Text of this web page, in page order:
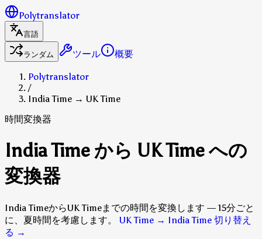
Polytranslator
言語
ランダム ツール 概要
Polytranslator
/
India Time → UK Time
時間変換器
India Time から UK Time への
変換器
India TimeからUK Timeまでの時間を変換します — 15分ごと
に、夏時間を考慮します。
UK Time → India Time 切り替え
る →